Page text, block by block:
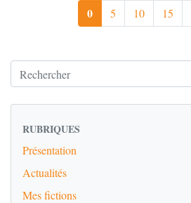
0 5 10 15
RUBRIQUES
Présentation
Actualités
Mes fictions